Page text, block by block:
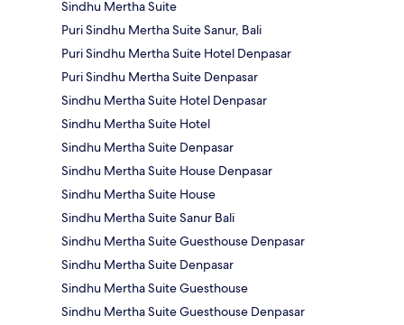
Sindhu Mertha Suite
Puri Sindhu Mertha Suite Sanur, Bali
Puri Sindhu Mertha Suite Hotel Denpasar
Puri Sindhu Mertha Suite Denpasar
Sindhu Mertha Suite Hotel Denpasar
Sindhu Mertha Suite Hotel
Sindhu Mertha Suite Denpasar
Sindhu Mertha Suite House Denpasar
Sindhu Mertha Suite House
Sindhu Mertha Suite Sanur Bali
Sindhu Mertha Suite Guesthouse Denpasar
Sindhu Mertha Suite Denpasar
Sindhu Mertha Suite Guesthouse
Sindhu Mertha Suite Guesthouse Denpasar